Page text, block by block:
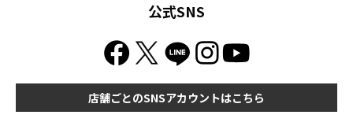
公式SNS
店舗ごとのSNSアカウントはこちら